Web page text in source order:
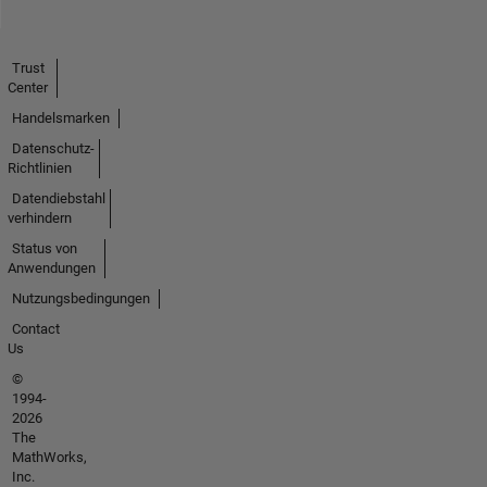
Trust
Center
Handelsmarken
Datenschutz-
Richtlinien
Datendiebstahl
verhindern
Status von
Anwendungen
Nutzungsbedingungen
Contact
Us
©
1994-
2026
The
MathWorks,
Inc.